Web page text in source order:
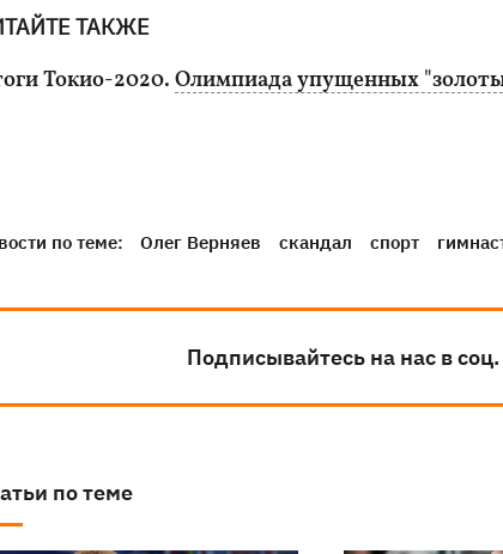
ТАКЖЕ
Токио-2020. Олимпиада упущенных
по теме: Олег Верняев скандал спорт
Подписывайтесь на нас в соц.
по теме